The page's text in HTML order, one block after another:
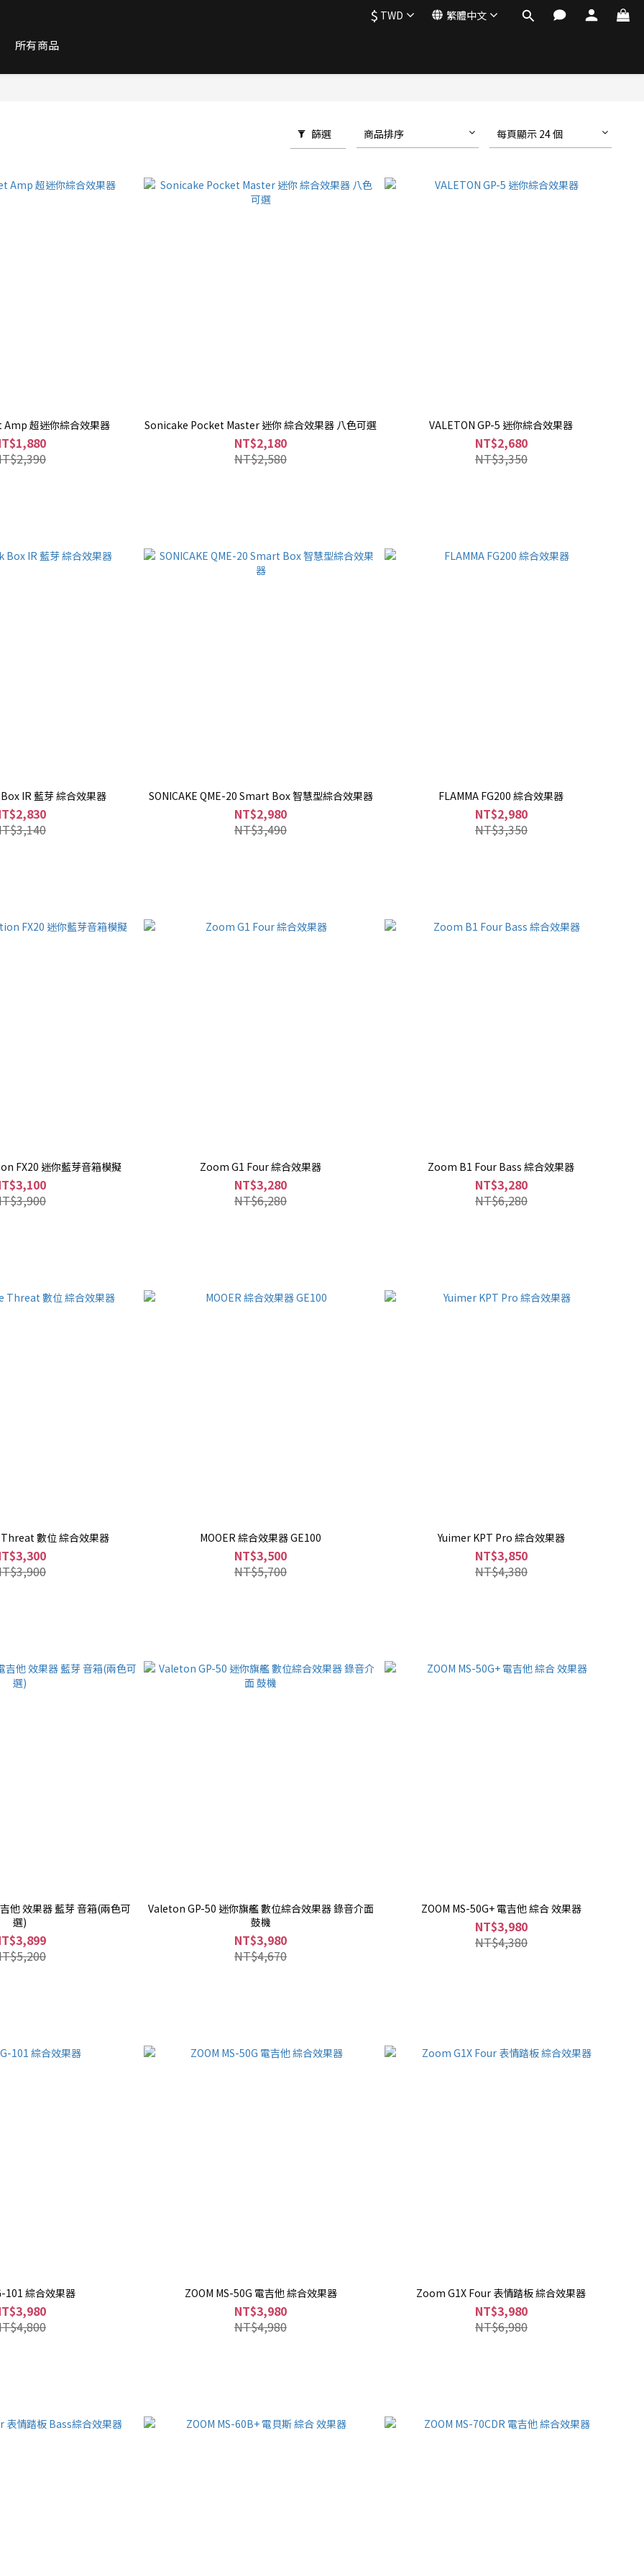
$ TWD 繁體中文
所有商品
篩選 商品排序 每頁顯示 24 個
Amp 超迷你綜合效果器 Sonicake Pocket Master 迷你 綜合效果器 八色可選
NT$2,180
NT$2,580
VALETON GP-5 迷你綜合效果器
NT$2,680
NT$3,350
IR 藍芽 綜合效果器 SONICAKE QME-20 Smart Box 智慧型綜合效果器
NT$2,980
NT$3,490
FLAMMA FG200 綜合效果器
NT$2,980
NT$3,350
FX20 迷你藍芽音箱模擬 Zoom G1 Four 綜合效果器
NT$3,280
NT$6,280
Zoom B1 Four Bass 綜合效果器
NT$3,280
NT$6,280
數位 綜合效果器 MOOER 綜合效果器 GE100
NT$3,500
NT$5,700
Yuimer KPT Pro 綜合效果器
NT$3,850
NT$4,380
他 效果器 藍芽 音箱(兩色可
選)
Valeton GP-50 迷你旗艦 數位綜合效果器 錄音介面
鼓機
NT$3,980
NT$4,670
ZOOM MS-50G+ 電吉他 綜合 效果器
NT$3,980
NT$4,380
101 綜合效果器 ZOOM MS-50G 電吉他 綜合效果器
NT$3,980
NT$4,980
Zoom G1X Four 表情踏板 綜合效果器
NT$3,980
NT$6,980